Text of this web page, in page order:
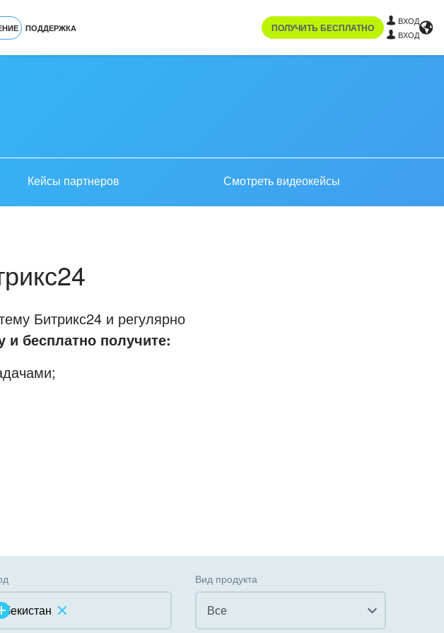
ПОДДЕРЖКА ПОЛУЧИТЬ БЕСПЛАТНО
ВХОД
ВХОД
Кейсы партнеров Смотреть видеокейсы
Битрикс24 и регулярно
и бесплатно получите:
Вид продукта
Все